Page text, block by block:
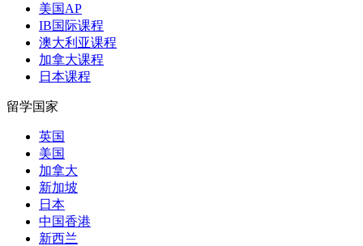
美国AP
IB国际课程
澳大利亚课程
加拿大课程
日本课程
留学国家
英国
美国
加拿大
新加坡
日本
中国香港
新西兰